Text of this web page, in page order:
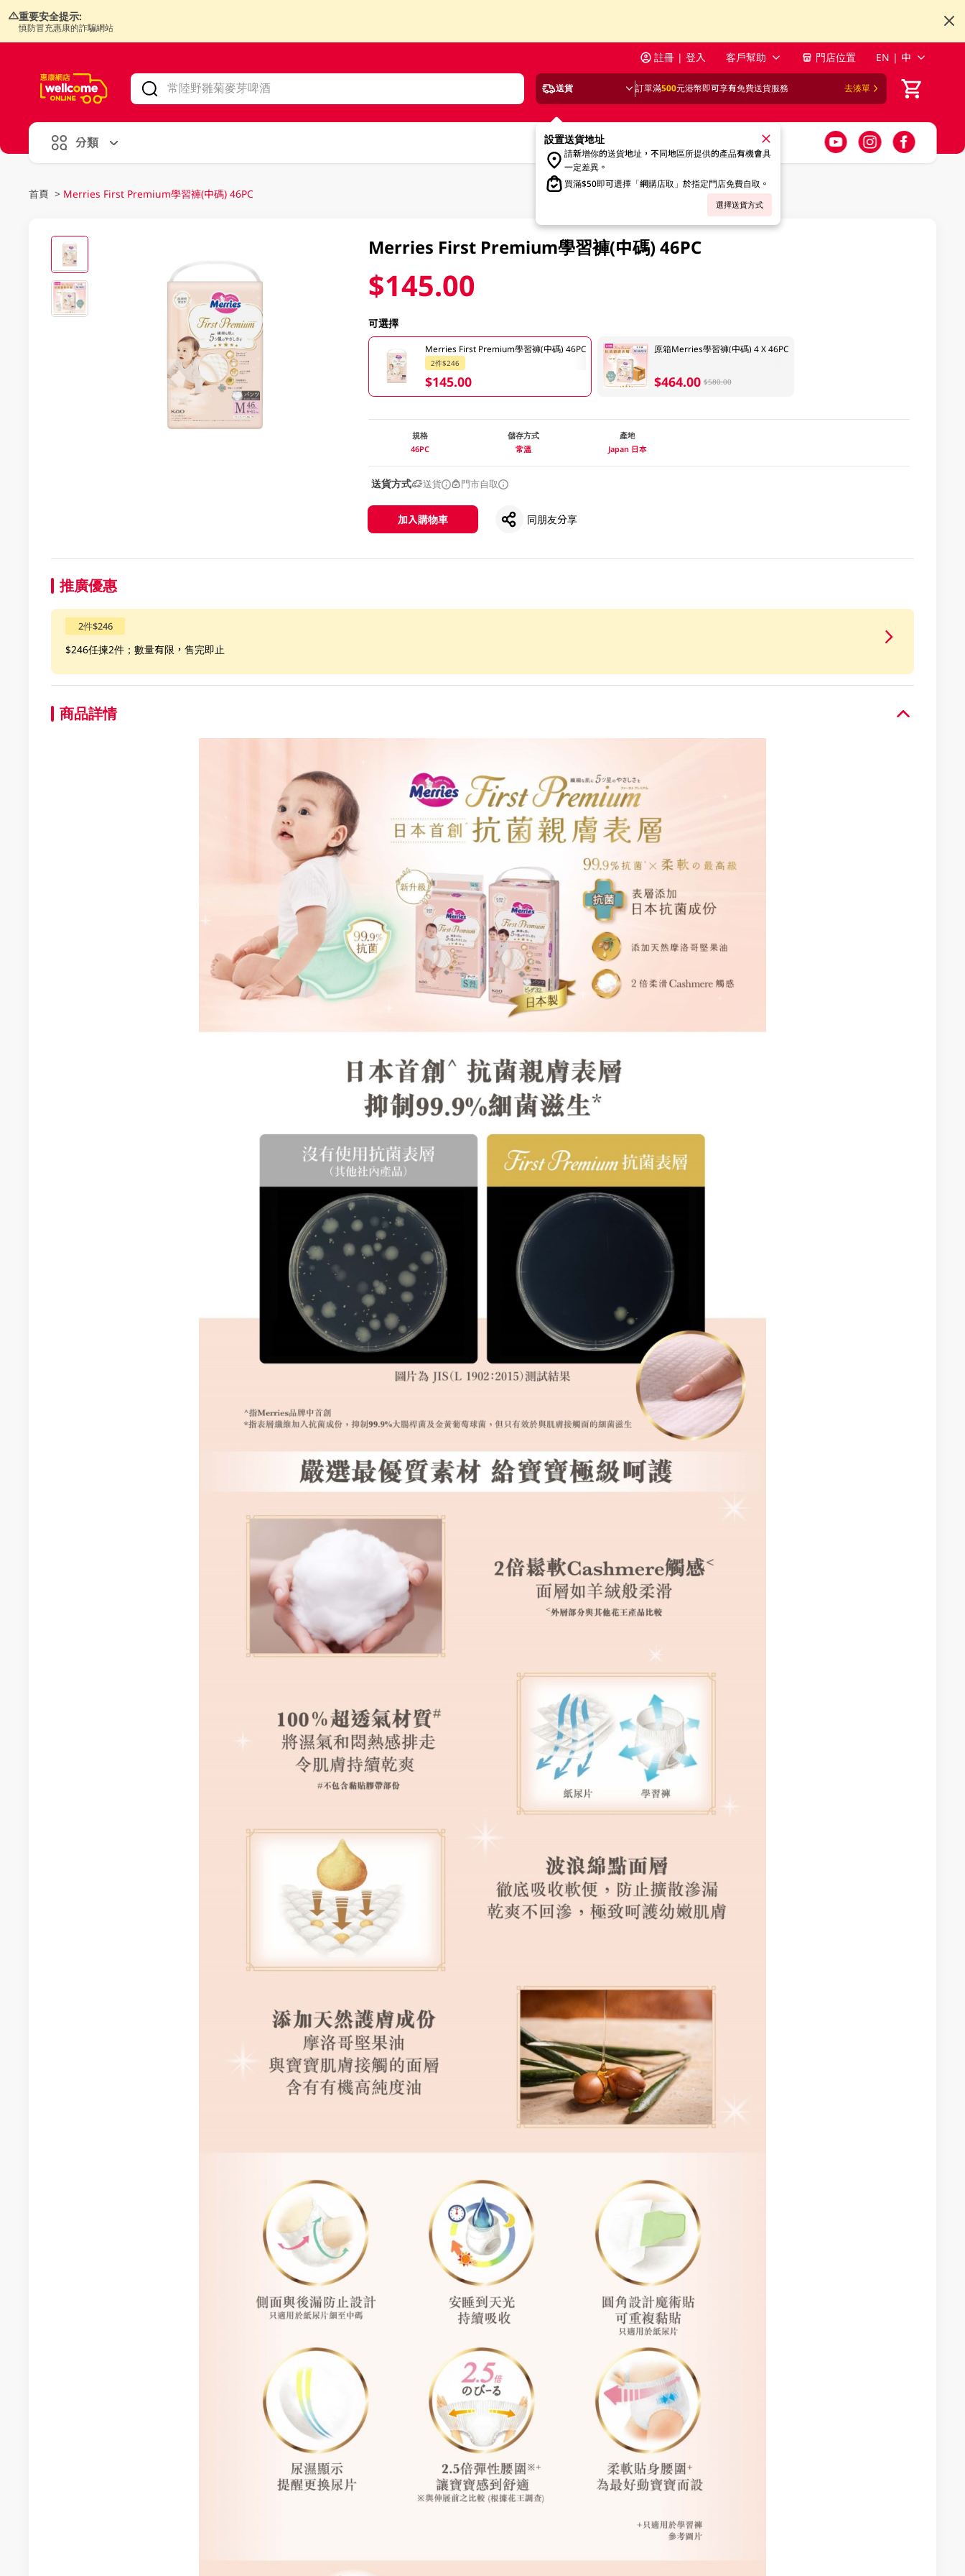
重要安全提示:
慎防冒充惠康的詐騙網站
註冊 | 登入 客戶幫助 門店位置 EN | 中
送貨 訂單滿500元港幣即可享有免費送貨服務 去湊單
設置送貨地址
請新增你的送貨地址，不同地區所提供的產品有機會具
一定差異。
買滿$50即可選擇「網購店取」於指定門店免費自取。
選擇送貨方式
分類
首頁 > Merries First Premium學習褲(中碼) 46PC
Merries First Premium學習褲(中碼) 46PC
$145.00
可選擇
Merries First Premium學習褲(中碼) 46PC
2件$246
$145.00
原箱Merries學習褲(中碼) 4 X 46PC
$464.00 $580.00
規格
46PC
儲存方式
常溫
產地
Japan 日本
送貨方式 送貨 門市自取
加入購物車 同朋友分享
推廣優惠
2件$246
$246任揀2件；數量有限，售完即止
商品詳情